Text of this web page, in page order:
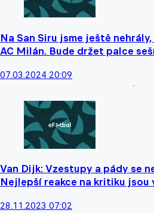
Na San Siru jsme ještě
AC Milán. Bude držet palce
07.03.2024 20:09
Van Dijk: Vzestupy a pády se
Nejlepší reakce na kritiku jsou
28.11.2023 07:02